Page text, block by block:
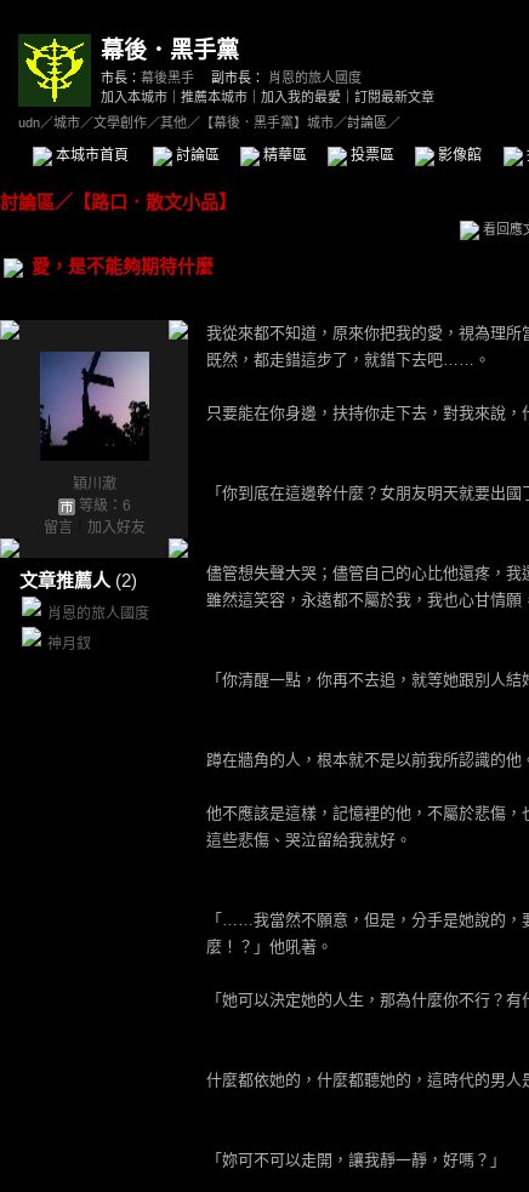
幕後．黑手黨
市長： 幕後黑手 副市長：
肖恩的旅人國度
加入本城市
推薦本城市 加入我的最愛
訂閱最新文章
udn／城市／文學創作／其他／ 【幕後．黑手黨】城市／討論區／
本城市首頁 討論區 精華區 投票區 影像館
討論區／ 【路口．散文小品】
看回應
愛，是不能夠期待什麼
穎川澈
等級：6
留言
加入好友
文章推薦人 (2)
肖恩的旅人國度
神月釵
我從來都不知道，原來你把我的愛，視為理所
既然，都走錯這步了，就錯下去吧……。
只要能在你身邊，扶持你走下去，對我來說
「你到底在這邊幹什麼？女朋友明天就要出國
儘管想失聲大哭；儘管自己的心比他還疼，我
雖然這笑容，永遠都不屬於我，我也心甘情願
「你清醒一點，你再不去追，就等她跟別人結
蹲在牆角的人，根本就不是以前我所認識的他
他不應該是這樣，記憶裡的他，不屬於悲傷
這些悲傷、哭泣留給我就好。
「……我當然不願意，但是，分手是她說的
麼！？」他吼著。
「她可以決定她的人生，那為什麼你不行？有
什麼都依她的，什麼都聽她的，這時代的男人
「妳可不可以走開，讓我靜一靜，好嗎？」